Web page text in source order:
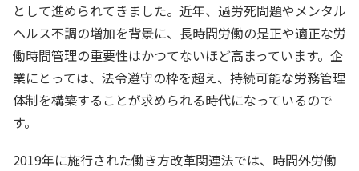
として進められてきました。近年、過労死問題やメンタル
ヘルス不調の増加を背景に、長時間労働の是正や適正な労
働時間管理の重要性はかつてないほど高まっています。企
業にとっては、法令遵守の枠を超え、持続可能な労務管理
体制を構築することが求められる時代になっているので
す。
2019年に施行された働き方改革関連法では、時間外労働